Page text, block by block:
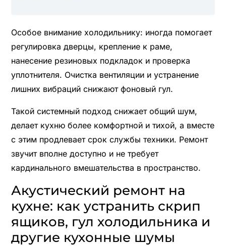
Особое внимание холодильнику: иногда помогает
регулировка дверцы, крепление к раме,
нанесение резиновых подкладок и проверка
уплотнителя. Очистка вентиляции и устранение
лишних вибраций снижают фоновый гул.
Такой системный подход снижает общий шум,
делает кухню более комфортной и тихой, а вместе
с этим продлевает срок службы техники. Ремонт
звучит вполне доступно и не требует
кардинального вмешательства в пространство.
Акустический ремонт на
кухне: как устранить скрип
ящиков, гул холодильника и
другие кухонные шумы